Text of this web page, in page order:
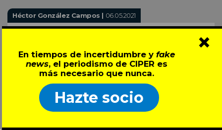
En tiempos de incertidumbre y fake
news, el periodismo de CIPER es
más necesario que nunca.
Hazte socio
×
Héctor González Campos | 06.05.2021
Miguel Leon Prado |06.05.2021
Excelente crónica de la comunicadora social Patricia
Bowen Felicitaciones por lo acertado de su
contenido y análisis. Gracias